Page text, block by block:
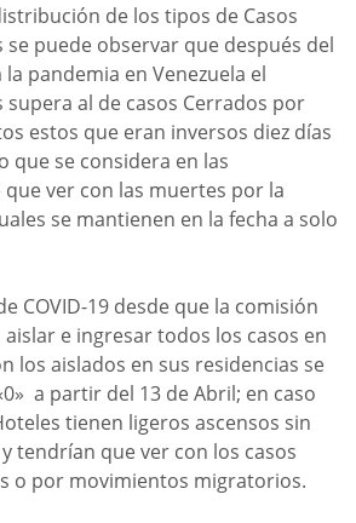
de los tipos de Casos
se puede observar que después del
pandemia en Venezuela el
al de casos Cerrados por
estos que eran inversos diez días
que se considera en las
ver con las muertes por la
se mantienen en la fecha a solo
COVID-19 desde que la comisión
e ingresar todos los casos en
los aislados en sus residencias se
a partir del 13 de Abril; en caso
tienen ligeros ascensos sin
tendrían que ver con los casos
o por movimientos migratorios.